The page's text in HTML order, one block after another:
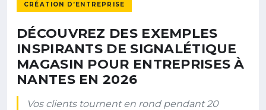
CRÉATION D’ENTREPRISE
DÉCOUVREZ DES EXEMPLES
INSPIRANTS DE SIGNALÉTIQUE
MAGASIN POUR ENTREPRISES À
NANTES EN 2026
Vos clients tournent en rond pendant 20